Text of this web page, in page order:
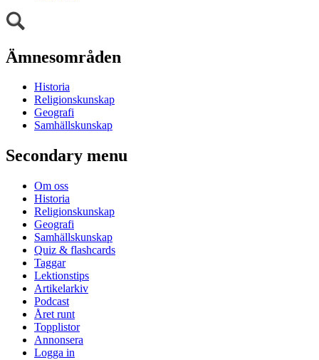
Ämnesområden
Historia
Religionskunskap
Geografi
Samhällskunskap
Secondary menu
Om oss
Historia
Religionskunskap
Geografi
Samhällskunskap
Quiz & flashcards
Taggar
Lektionstips
Artikelarkiv
Podcast
Året runt
Topplistor
Annonsera
Logga in